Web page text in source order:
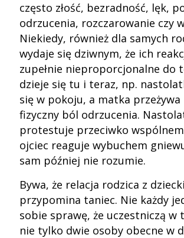
często złość, bezradność, lęk,
odrzucenia, rozczarowanie czy
Niekiedy, również dla samych
wydaje się dziwnym, że ich
zupełnie nieproporcjonalne do
dzieje się tu i teraz, np.
się w pokoju, a matka przeżywa
fizyczny ból odrzucenia.
protestuje przeciwko
ojciec reaguje wybuchem
sam później nie rozumie.
Bywa, że relacja rodzica z
przypomina taniec. Nie każdy
sobie sprawę, że uczestniczą w
nie tylko dwie osoby obecne w